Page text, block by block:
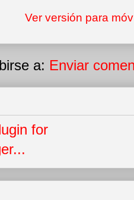
Ver versión para
a: Enviar